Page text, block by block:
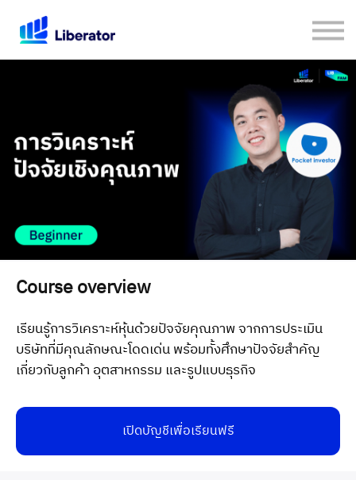
คู่มือใช้งาน Website
เปิดบัญชีกับ Liberator
Login
Course overview
เรียนรู้การวิเคราะห์หุ้นด้วยปัจจัยคุณภาพ จากการประเมิน
บริษัทที่มีคุณลักษณะโดดเด่น พร้อมทั้งศึกษาปัจจัยสำคัญ
เกี่ยวกับลูกค้า อุตสาหกรรม และรูปแบบธุรกิจ
เปิดบัญชีเพื่อเรียนฟรี